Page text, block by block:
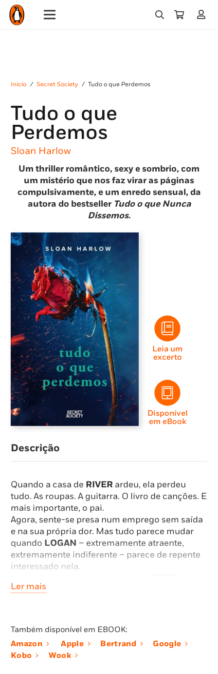
Início / Secret Society / Tudo o que Perdemos
Tudo o que
Perdemos
Sloan Harlow
Um thriller romântico, sexy e sombrio, com
um mistério que nos faz virar as páginas
compulsivamente, e um enredo sensual, da
autora do bestseller Tudo o que Nunca
Dissemos.
Leia um
excerto
Disponível
em eBook
Descrição
Quando a casa de RIVER ardeu, ela perdeu
tudo. As roupas. A guitarra. O livro de canções. E
mais importante, o pai.
Agora, sente-se presa num emprego sem saída
e na sua própria dor. Mas tudo parece mudar
quando LOGAN – extremamente atraente,
extremamente indiferente – parece de repente
interessado nela.
descobre um segredo de família há muito
segredos obscuros.
Depois do incêndio, River pensou que tinha
chegado ao fundo do poço. Mas, ao que
parece, há sempre mais a perder…
Ler mais
Também disponível em EBOOK:
Amazon
Apple Bertrand
Google
Kobo
Wook